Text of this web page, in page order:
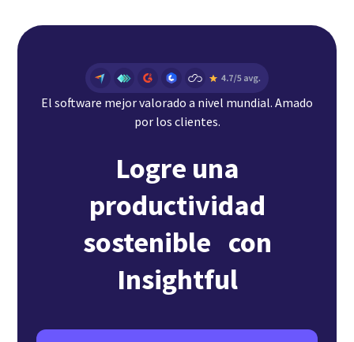
El software mejor valorado a nivel mundial. Amado
por los clientes.
Logre una
productividad
sostenible con
Insightful